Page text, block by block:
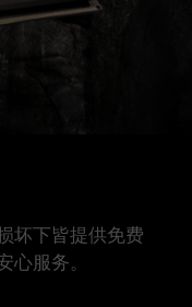
坏下皆提供免费
心服务。